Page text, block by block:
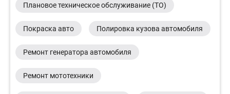
Плановое техническое обслуживание (ТО)
Покраска авто Полировка кузова автомобиля
Ремонт генератора автомобиля
Ремонт мототехники